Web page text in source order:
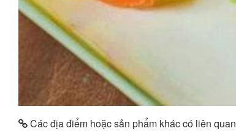
Các địa điểm hoặc sản phẩm khác có liên quan